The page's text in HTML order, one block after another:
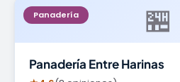
🏪
Panadería
Panadería Entre Harinas